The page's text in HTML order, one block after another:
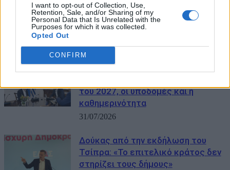
I want to opt-out of Collection, Use,
Retention, Sale, and/or Sharing of my
Personal Data that Is Unrelated with the
Purposes for which it was collected.
Opted Out
CONFIRM
Συνάντηση Μητσοτάκη με Δούκα –
Στο επίκεντρο η Αθήνα και η
ευρωπαϊκή προεδρία
Μητσοτάκης – Δούκας στο
του 2027, οι υποδομές και η
καθημερινότητα
31/07/2026
Δούκας από την εκδήλωση του
Τσίπρα: «Το επιτελικό κράτος δεν
στηρίζει τους δήμους»